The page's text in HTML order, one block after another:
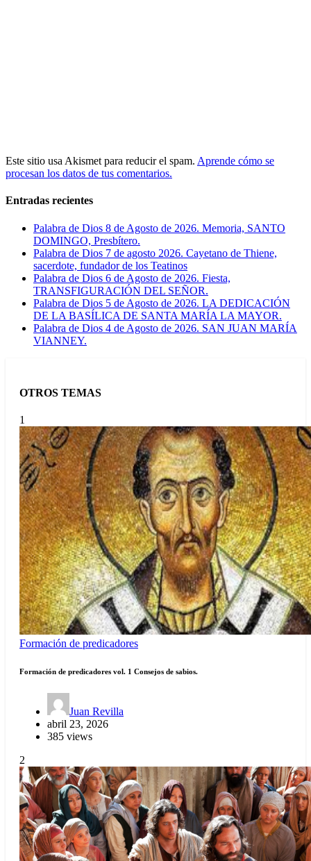
Este sitio usa Akismet para reducir el spam. Aprende cómo se
procesan los datos de tus comentarios.
Entradas recientes
Palabra de Dios 8 de Agosto de 2026. Memoria, SANTO
DOMINGO, Presbítero.
Palabra de Dios 7 de agosto 2026. Cayetano de Thiene,
sacerdote, fundador de los Teatinos
Palabra de Dios 6 de Agosto de 2026. Fiesta,
TRANSFIGURACIÓN DEL SEÑOR.
Palabra de Dios 5 de Agosto de 2026. LA DEDICACIÓN
DE LA BASÍLICA DE SANTA MARÍA LA MAYOR.
Palabra de Dios 4 de Agosto de 2026. SAN JUAN MARÍA
VIANNEY.
OTROS TEMAS
1
Formación de predicadores
Formación de predicadores vol. 1 Consejos de sabios.
Juan Revilla
abril 23, 2026
385 views
2